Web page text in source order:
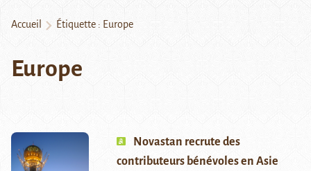
Accueil Étiquette : Europe
Europe
Novastan recrute des
contributeurs bénévoles en Asie